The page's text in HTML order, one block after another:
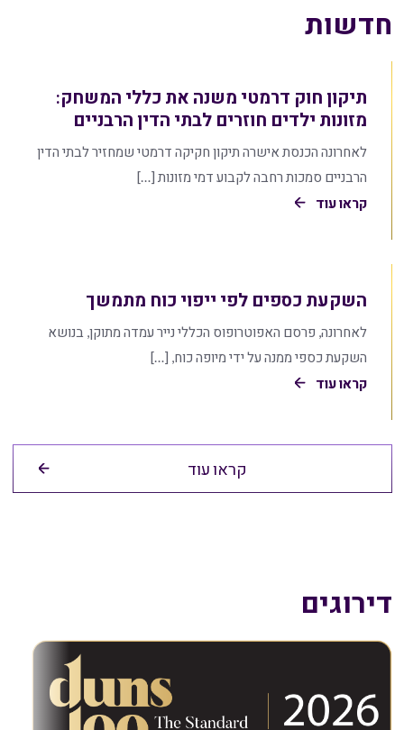
חדשות
תיקון חוק דרמטי משנה את כללי המשחק:
מזונות ילדים חוזרים לבתי הדין הרבניים
לאחרונה הכנסת אישרה תיקון חקיקה דרמטי שמחזיר לבתי הדין
הרבניים סמכות רחבה לקבוע דמי מזונות […]
קראו עוד
השקעת כספים לפי ייפוי כוח מתמשך
לאחרונה, פרסם האפוטרופוס הכללי נייר עמדה מתוקן, בנושא
השקעת כספי ממנה על ידי מיופה כוח, […]
קראו עוד
קראו עוד
דירוגים